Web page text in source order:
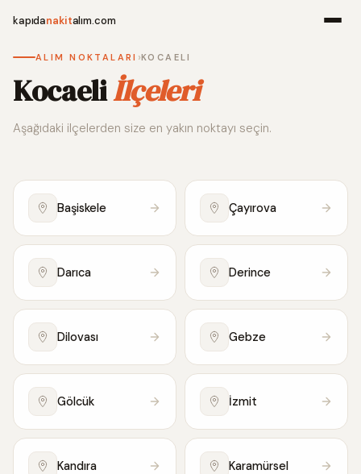
kapıdanakitalım.com
Alım
ALIM NOKTALARI ›KOCAELI
Kocaeliİlçeleri
Aşağıdaki ilçelerden size en yakın noktayı seçin.
Başiskele Çayırova
Darıca Derince
Dilovası Gebze
Gölcük İzmit
Kandıra Karamürsel